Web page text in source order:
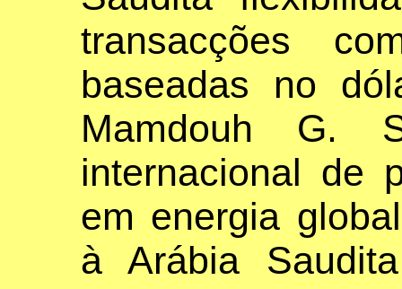
transacções
baseadas no
Mamdouh G.
internacional de
em energia
à Arábia